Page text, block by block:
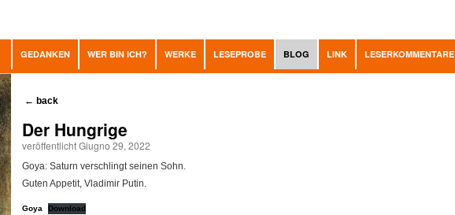
GEDANKEN WER BIN ICH? WERKE LESEPROBE BLOG LINK LESERKOMMENTARE
← back
Der Hungrige
veröffentlicht Giugno 29, 2022
Goya: Saturn verschlingt seinen Sohn.
Guten Appetit, Vladimir Putin.
Goya Download